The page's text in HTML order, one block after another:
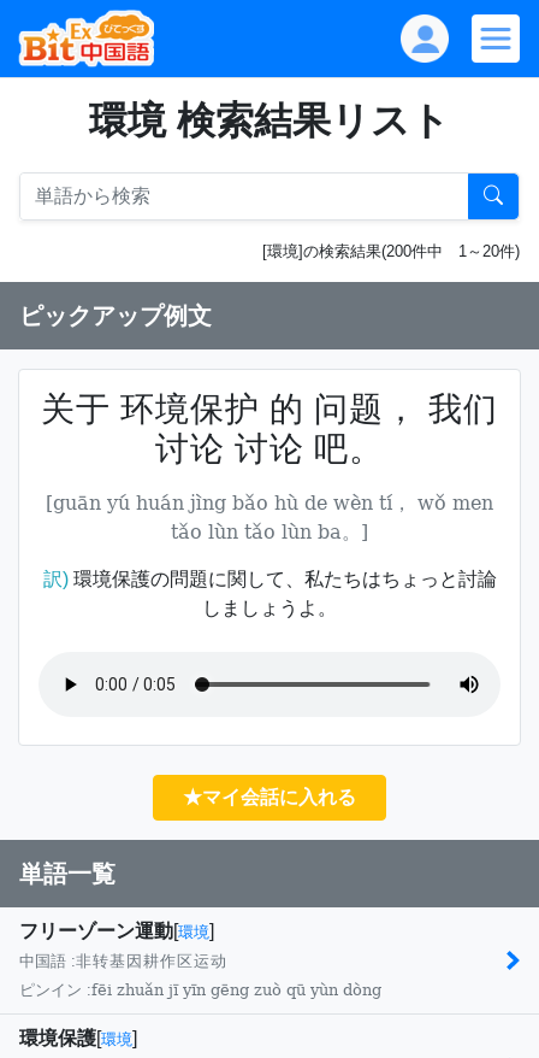
環境 検索結果リスト
[環境]の検索結果(200件中 1～20件)
ピックアップ例文
关于 环境保护 的 问题， 我们
讨论 讨论 吧。
[guān yú huán jìng bǎo hù de wèn tí， wǒ men
tǎo lùn tǎo lùn ba。]
訳)環境保護の問題に関して、私たちはちょっと討論
しましょうよ。
★マイ会話に入れる
単語一覧
フリーゾーン運動[環境]
中国語 :非转基因耕作区运动
ピンイン :fēi zhuǎn jī yīn gēng zuò qū yùn dòng
環境保護[環境]